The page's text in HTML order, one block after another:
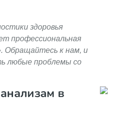
здоровья
профессиональная
Обращайтесь к нам, и
любые проблемы со
в